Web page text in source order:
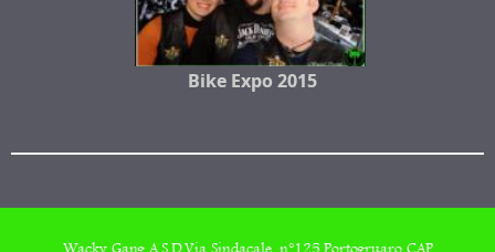
Bike Expo 2015